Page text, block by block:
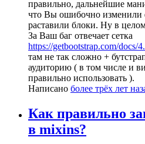
правильно, дальнейшие
что Вы ошибочно изменили
раставили блоки. Ну в
За Ваш баг отвечает сетка
https://getbootstrap.com/docs/
там не так сложно +
аудиторию ( в том числе и
правильно использовать ).
Написано более трёх лет
Как правильно
в mixins?